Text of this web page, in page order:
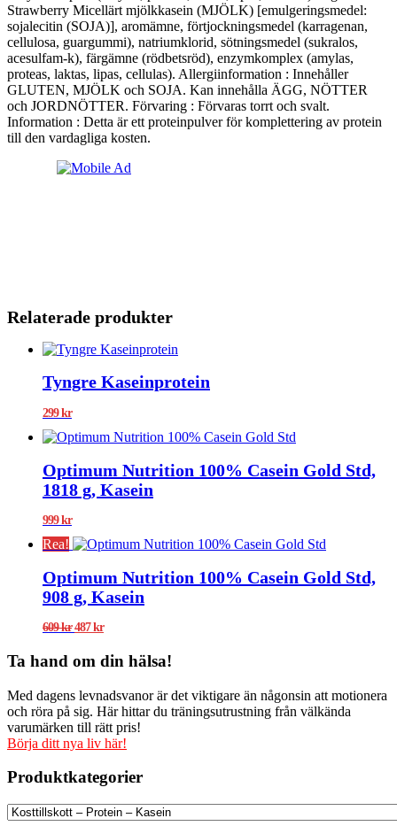
Strawberry Micellärt mjölkkasein (MJÖLK) [emulgeringsmedel:
sojalecitin (SOJA)], aromämne, förtjockningsmedel (karragenan,
cellulosa, guargummi), natriumklorid, sötningsmedel (sukralos,
acesulfam-k), färgämne (rödbetsröd), enzymkomplex (amylas,
proteas, laktas, lipas, cellulas). Allergiinformation : Innehåller
GLUTEN, MJÖLK och SOJA. Kan innehålla ÄGG, NÖTTER
och JORDNÖTTER. Förvaring : Förvaras torrt och svalt.
Information : Detta är ett proteinpulver för komplettering av protein
till den vardagliga kosten.
Relaterade produkter
Tyngre Kaseinprotein
299kr
Optimum Nutrition 100% Casein Gold Std,
1818 g, Kasein
999kr
Rea!
Optimum Nutrition 100% Casein Gold Std,
908 g, Kasein
609kr Det
var:
487krDet
priset
är:
Ta hand om din hälsa!
Med dagens levnadsvanor är det viktigare än någonsin att motionera
och röra på sig. Här hittar du träningsutrustning från välkända
varumärken till rätt pris!
Börja ditt nya liv här!
Produktkategorier